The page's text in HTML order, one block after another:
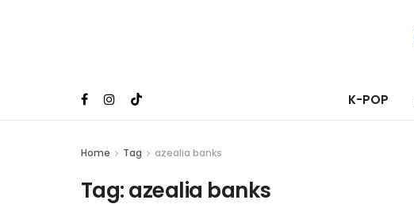
K-POP
Home Tag azealia banks
Tag:azealia banks